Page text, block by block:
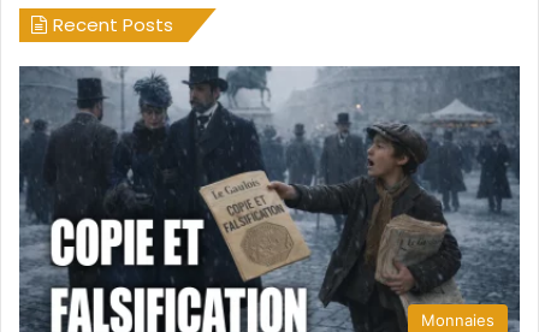
Recent Posts
Monnaies